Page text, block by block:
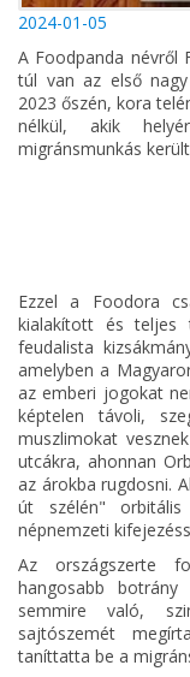
2024-01-05
A Foodpanda névről
túl van az első
2023 őszén, kora
nélkül, akik
migránsmunkás
Ezzel a Foodora
kialakított és teljes
feudalista
amelyben a
az emberi jogokat
képtelen távoli,
muszlimokat
utcákra, ahonnan
az árokba rugdosni.
út szélén" orbitális
népnemzeti
Az országszerte
hangosabb
semmire való,
sajtószemét
taníttatta be a